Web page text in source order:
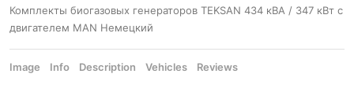
Комплекты биогазовых генераторов TEKSAN 434 кВА / 347 кВт с
двигателем MAN Немецкий
Image Info Description Vehicles Reviews